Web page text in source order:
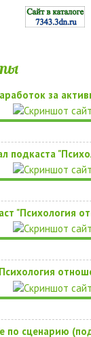
за
подкаста
"Психология
Психология
по сценарию